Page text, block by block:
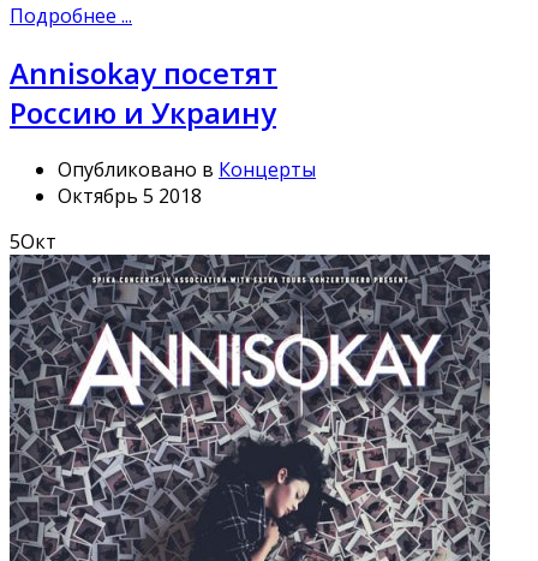
Подробнее ...
Annisokay посетят
Россию и Украину
Опубликовано в Концерты
Октябрь 5 2018
5Окт